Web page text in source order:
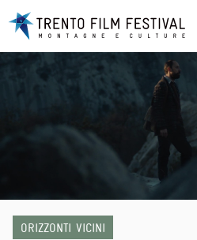
ORIZZONTI VICINI